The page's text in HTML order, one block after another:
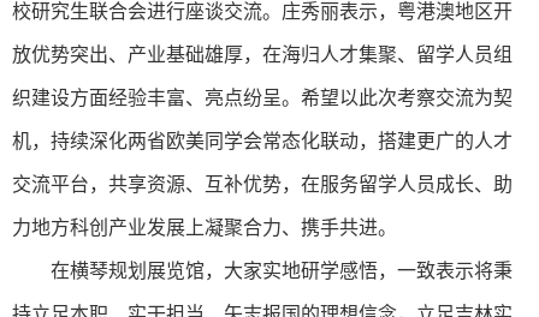
校研究生联合会进行座谈交流。庄秀丽表示，粤港澳地区开
放优势突出、产业基础雄厚，在海归人才集聚、留学人员组
织建设方面经验丰富、亮点纷呈。希望以此次考察交流为契
机，持续深化两省欧美同学会常态化联动，搭建更广的人才
交流平台，共享资源、互补优势，在服务留学人员成长、助
力地方科创产业发展上凝聚合力、携手共进。
在横琴规划展览馆，大家实地研学感悟，一致表示将秉